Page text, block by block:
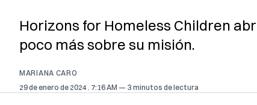
Horizons for Homeless Children
poco más sobre su misión.
MARIANA CARO
29 de enero de 2024 . 7:16 AM 3 minutos de lectura